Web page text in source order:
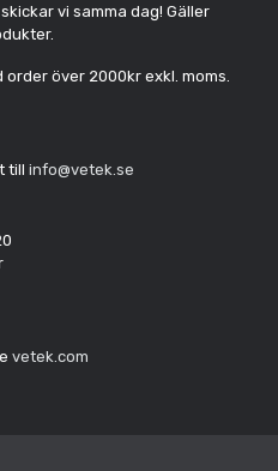
vi samma dag! Gäller
över 2000kr exkl. moms.
till info@vetek.se
vetek.com